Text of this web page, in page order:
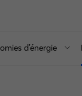
d'énergie